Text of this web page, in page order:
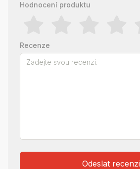
Hodnocení produktu
Recenze
Odeslat recenzi